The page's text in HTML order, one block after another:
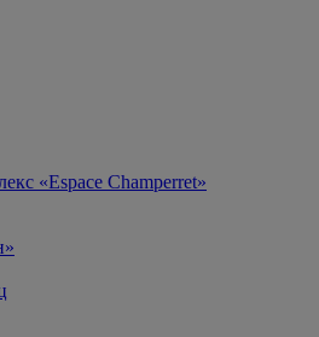
«Espace Champerret»